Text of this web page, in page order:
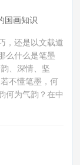
国画知识
，还是以文载道
么什么是笔墨
、深情、坚
不懂笔墨，何
何为气韵？在中